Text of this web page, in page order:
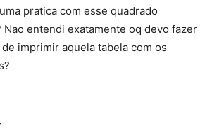
pratica com esse quadrado
Nao entendi exatamente oq devo fazer
de imprimir aquela tabela com os